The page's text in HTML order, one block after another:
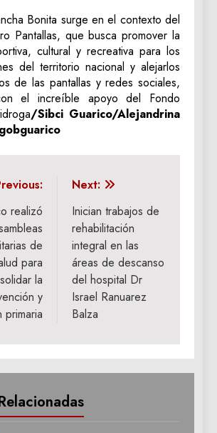
Bonita surge en el contexto del
Pantallas, que busca promover la
cultural y recreativa para los
del territorio nacional y alejarlos
de las pantallas y redes sociales,
el increíble apoyo del Fondo
/Sibci Guarico/Alejandrina
realizó
de
para
la
y
primaria
Next:
Inician trabajos de
rehabilitación
integral en las
áreas de descanso
del hospital Dr
Israel Ranuarez
Balza